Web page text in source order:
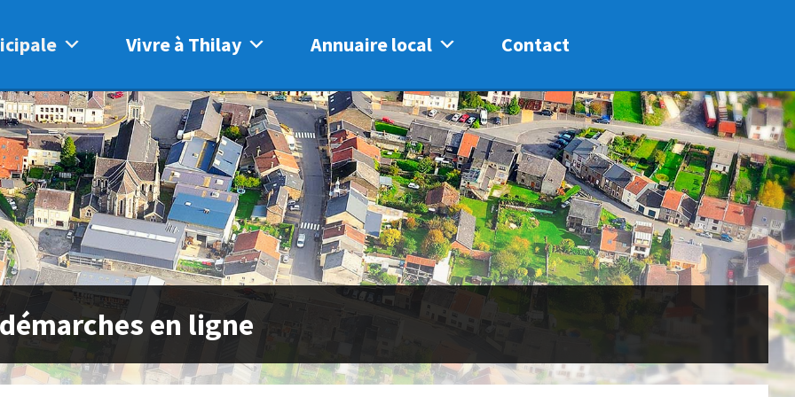
Vivre à Thilay Annuaire local Contact
en ligne